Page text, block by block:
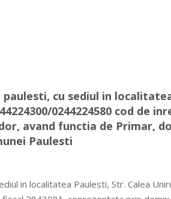
cu sediul in
0244224580 cod de
avand functia de Primar,
Paulesti
in localitatea Paulesti, Str. Calea